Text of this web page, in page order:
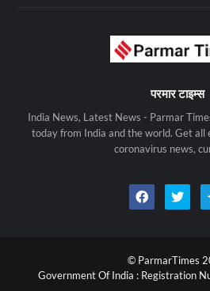
परमार टाइम्स
India News, Latest News - Parmar
today from India and the world. Get all
coronavirus news,
© ParmarTimes
Government Of India : Registration